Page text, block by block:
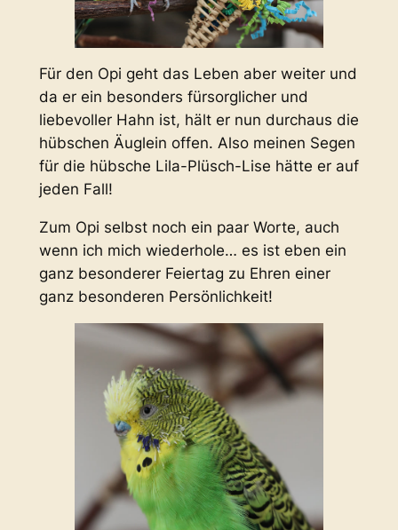
Für den Opi geht das Leben aber weiter und
da er ein besonders fürsorglicher und
liebevoller Hahn ist, hält er nun durchaus die
hübschen Äuglein offen. Also meinen Segen
für die hübsche Lila-Plüsch-Lise hätte er auf
jeden Fall!
Zum Opi selbst noch ein paar Worte, auch
wenn ich mich wiederhole… es ist eben ein
ganz besonderer Feiertag zu Ehren einer
ganz besonderen Persönlichkeit!